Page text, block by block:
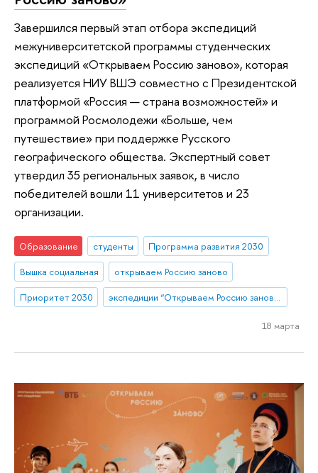
Завершился первый этап отбора экспедиций
межуниверситетской программы студенческих
экспедиций «Открываем Россию заново», которая
реализуется НИУ ВШЭ совместно с Президентской
платформой «Россия — страна возможностей» и
программой Росмолодежи «Больше, чем
путешествие» при поддержке Русского
географического общества. Экспертный совет
утвердил 35 региональных заявок, в число
победителей вошли 11 университетов и 23
организации.
Образование студенты
Программа развития 2030
Вышка социальная
открываем Россию заново
Приоритет 2030
экспедиции “Открываем Россию заново”
18 марта